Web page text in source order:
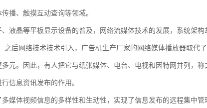
播、触摸互动查询等领域。
液晶等平板显示设备的普及，网络流媒体技术的发展，系统架
之后网络技术技术引入，广告机生产厂家的网络媒体播放器取代
元。因此，有人把它与纸张媒体、电台、电视和因特网并列，称
信息资讯发布的作用。
媒体视频信息的多样性和生动性，实现了信息发布的远程集中